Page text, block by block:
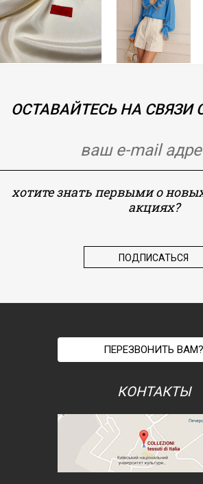
ОСТАВАЙТЕСЬ НА СВЯЗИ С
хотите знать первыми о
акциях?
ПЕРЕЗВОНИТЬ ВАМ?
КОНТАКТЫ